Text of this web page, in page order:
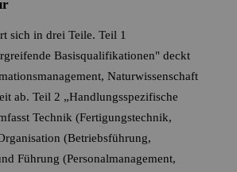
sich in drei Teile. Teil 1
Basisqualifikationen" deckt
Naturwissenschaft
ab. Teil 2 „Handlungsspezifische
Technik (Fertigungstechnik,
(Betriebsführung,
Führung (Personalmanagement,